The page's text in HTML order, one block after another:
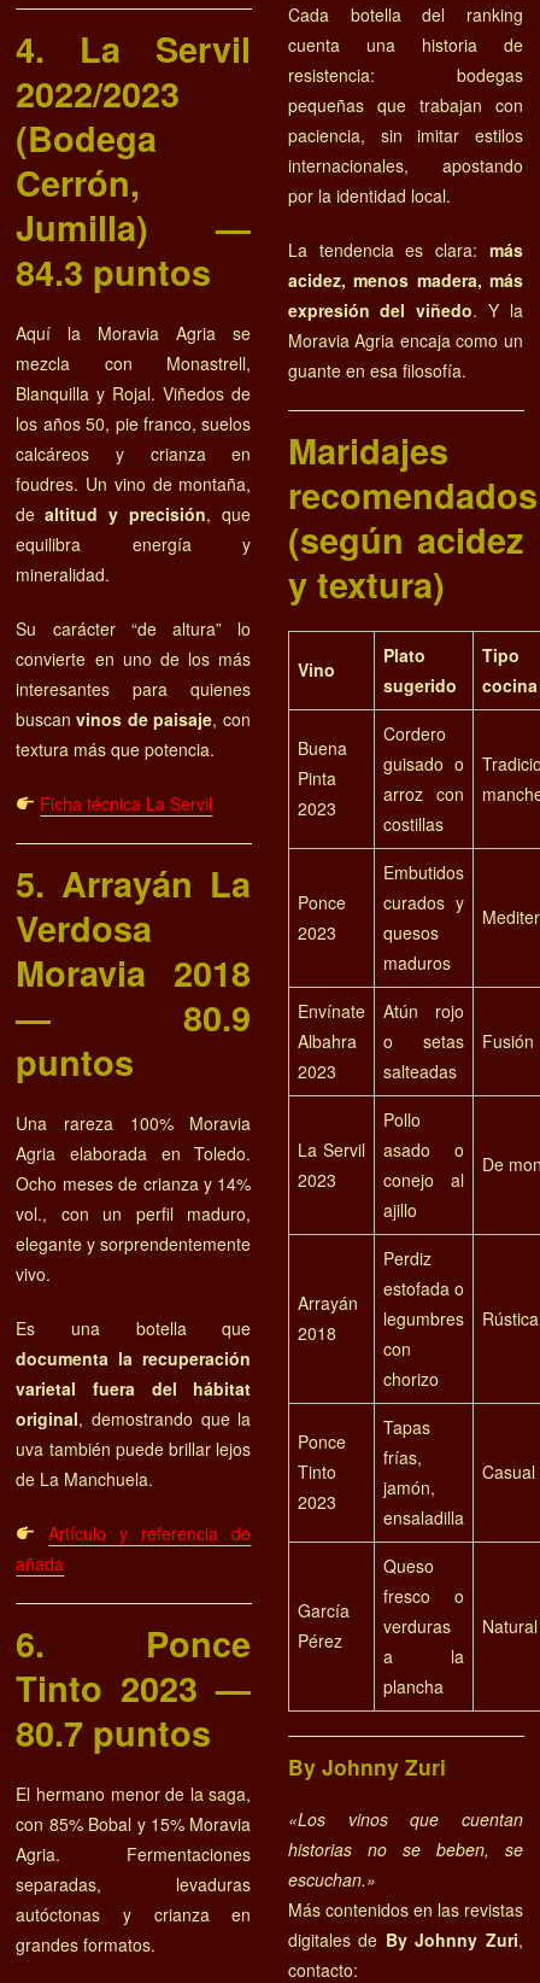
4. La Servil
2022/2023
(Bodega
Cerrón,
Jumilla) —
84.3 puntos
Aquí la Moravia Agria se
mezcla con Monastrell,
Blanquilla y Rojal. Viñedos de
los años 50, pie franco, suelos
calcáreos y crianza en
foudres. Un vino de montaña,
dealtitud y precisión, que
equilibra energía y
mineralidad.
Su carácter “de altura” lo
convierte en uno de los más
interesantes para quienes
buscanvinos de paisaje, con
textura más que potencia.
Ficha técnica La Servil
5. Arrayán La
Verdosa
Moravia 2018
— 80.9
puntos
Una rareza 100% Moravia
Agria elaborada en Toledo.
Ocho meses de crianza y 14%
vol., con un perfil maduro,
elegante y sorprendentemente
vivo.
Es una botella que
documenta la recuperación
varietal fuera del hábitat
original, demostrando que la
uva también puede brillar lejos
de La Manchuela.
Artículo y referencia de
añada
6. Ponce
Tinto 2023 —
80.7 puntos
El hermano menor de la saga,
con 85% Bobal y 15% Moravia
Agria. Fermentaciones
separadas, levaduras
autóctonas y crianza en
grandes formatos.
Cada botella del ranking
cuenta una historia de
resistencia: bodegas
pequeñas que trabajan con
paciencia, sin imitar estilos
internacionales, apostando
por la identidad local.
La tendencia es clara: más
acidez, menos madera, más
expresión del viñedo. Y la
Moravia Agria encaja como un
guante en esa filosofía.
Maridajes
recomendados
(según acidez
y textura)
Vino
Plato
sugerido
cocina
Buena
Pinta
2023
Cordero
guisado o
arroz con
costillas
Ponce
2023
Embutidos
curados y
quesos
maduros
Envínate
Albahra
2023
Atún rojo
o setas
salteadas
Fusión
La Servil
2023
Pollo
asado o
conejo al
ajillo
De
Arrayán
2018
Perdiz
estofada o
legumbres
con
chorizo
Rústica
Ponce
Tinto
2023
Tapas
frías,
jamón,
ensaladilla
Casual
García
Pérez
Queso
fresco o
verduras
a la
plancha
Natural
By Johnny Zuri
«Los vinos que cuentan
historias no se beben, se
escuchan.»
Más contenidos en las revistas
digitales de By Johnny Zuri,
contacto: